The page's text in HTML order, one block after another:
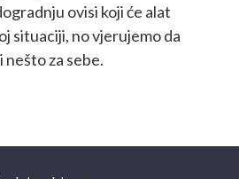
ovisi koji će alat
situaciji, no vjerujemo da
za sebe.